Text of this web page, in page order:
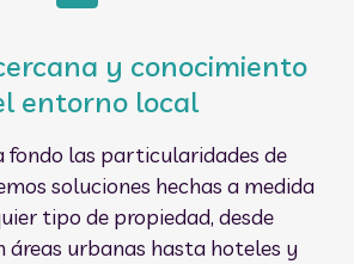
y conocimiento
entorno local
fondo las particularidades de
soluciones hechas a medida
tipo de propiedad, desde
áreas urbanas hasta hoteles y